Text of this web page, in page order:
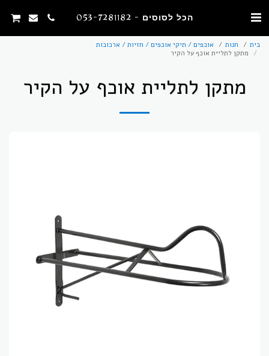
הכל לסוסים - 053-7281182
בית חנות
אוכפים / תיקי אוכפים / חזיות / ארכובות
מתקן לתליית אוכף על הקיר
מתקן לתליית אוכף על הקיר